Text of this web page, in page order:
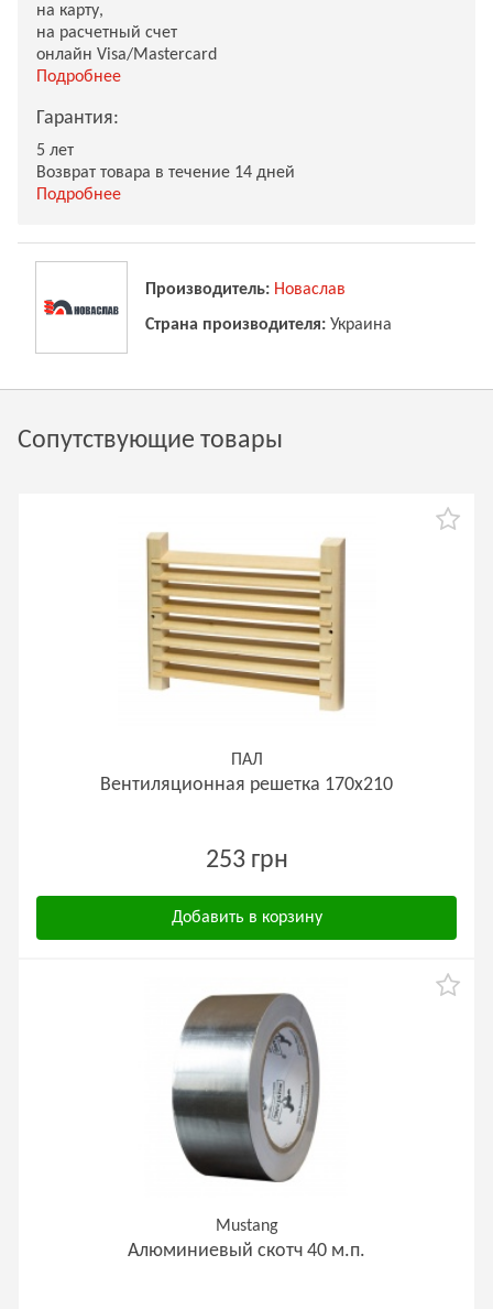
на карту,
на расчетный счет
онлайн Visa/Mastercard
Подробнее
Гарантия:
5 лет
Возврат товара в течение 14 дней
Подробнее
Производитель: Новаслав
Страна производителя: Украина
Сопутствующие товары
ПАЛ
Вентиляционная решетка 170х210
253 грн
Добавить в корзину
Mustang
Алюминиевый скотч 40 м.п.